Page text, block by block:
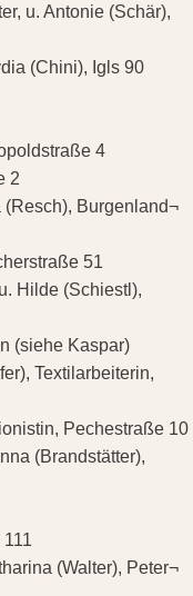
u. Antonie (Schär),
(Chini), Igls 90
4
2
(Resch), Burgenland¬
51
Hilde (Schiestl),
(siehe Kaspar)
Textilarbeiterin,
Pechestraße 10
(Brandstätter),
(Walter), Peter¬